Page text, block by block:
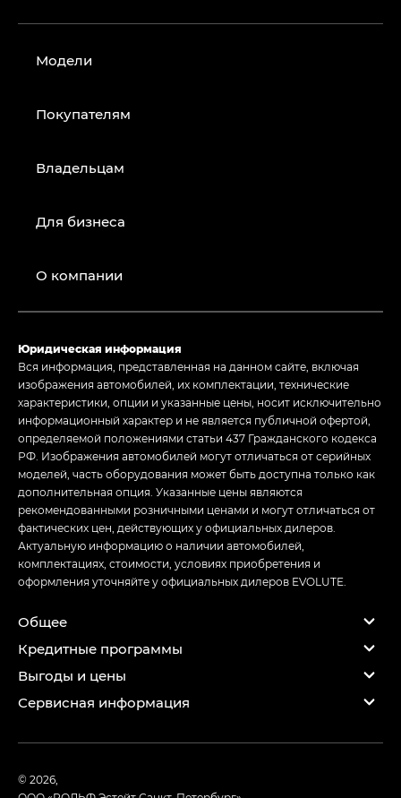
Модели
Покупателям
Владельцам
Для бизнеса
О компании
Юридическая информация
Вся информация, представленная на данном сайте, включая
изображения автомобилей, их комплектации, технические
характеристики, опции и указанные цены, носит исключительно
информационный характер и не является публичной офертой,
определяемой положениями статьи 437 Гражданского кодекса
РФ. Изображения автомобилей могут отличаться от серийных
моделей, часть оборудования может быть доступна только как
дополнительная опция. Указанные цены являются
рекомендованными розничными ценами и могут отличаться от
фактических цен, действующих у официальных дилеров.
Актуальную информацию о наличии автомобилей,
комплектациях, стоимости, условиях приобретения и
оформления уточняйте у официальных дилеров EVOLUTE.
Общее
Кредитные программы
Выгоды и цены
Сервисная информация
© 2026,